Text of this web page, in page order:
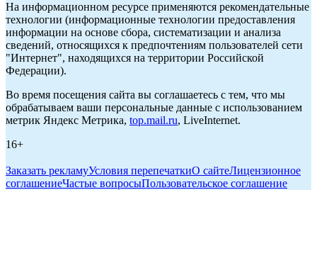
На информационном ресурсе применяются рекомендательные
технологии (информационные технологии предоставления
информации на основе сбора, систематизации и анализа
сведений, относящихся к предпочтениям пользователей сети
"Интернет", находящихся на территории Российской
Федерации).
Во время посещения сайта вы соглашаетесь с тем, что мы
обрабатываем ваши персональные данные с использованием
метрик Яндекс Метрика, top.mail.ru, LiveInternet.
16+
Заказать рекламуУсловия перепечаткиО сайтеЛицензионное
соглашениеЧастые вопросыПользовательское соглашение